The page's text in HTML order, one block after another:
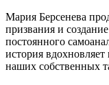
Мария Берсенева
призвания и
постоянного
история
наших собственных